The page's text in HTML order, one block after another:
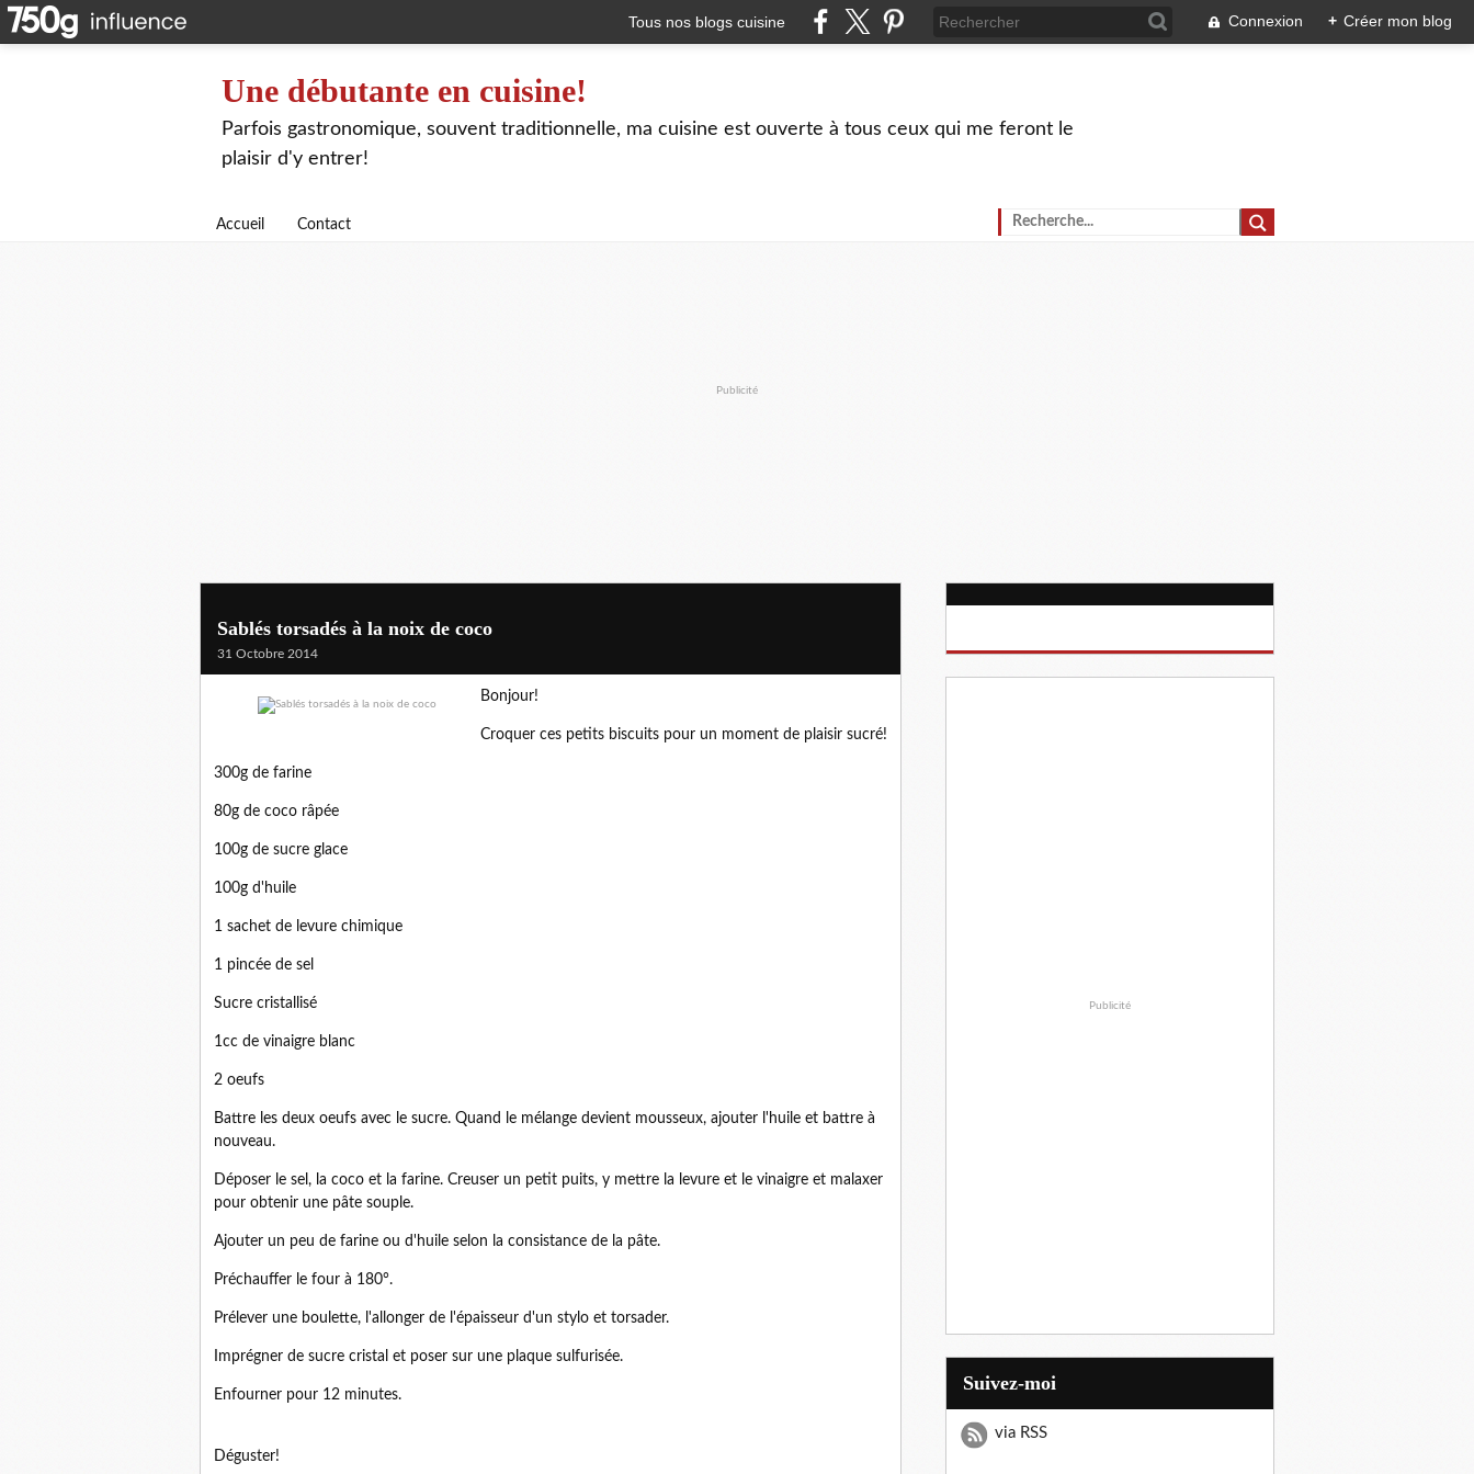
Tous nos blogs cuisine Connexion + Créer mon blog
Une débutante en cuisine!
Parfois gastronomique, souvent traditionnelle, ma cuisine est ouverte à tous ceux qui me feront le
plaisir d'y entrer!
Accueil Contact
Publicité
Sablés torsadés à la noix de coco
31 Octobre 2014
Bonjour!
Croquer ces petits biscuits pour un moment de plaisir sucré!
300g de farine
80g de coco râpée
100g de sucre glace
100g d'huile
1 sachet de levure chimique
1 pincée de sel
Sucre cristallisé
1cc de vinaigre blanc
2 oeufs
Battre les deux oeufs avec le sucre. Quand le mélange devient mousseux, ajouter l'huile et battre à
nouveau.
Déposer le sel, la coco et la farine. Creuser un petit puits, y mettre la levure et le vinaigre et malaxer
pour obtenir une pâte souple.
Ajouter un peu de farine ou d'huile selon la consistance de la pâte.
Préchauffer le four à 180°.
Prélever une boulette, l'allonger de l'épaisseur d'un stylo et torsader.
Imprégner de sucre cristal et poser sur une plaque sulfurisée.
Enfourner pour 12 minutes.
Déguster!
Publicité
Suivez-moi
via RSS